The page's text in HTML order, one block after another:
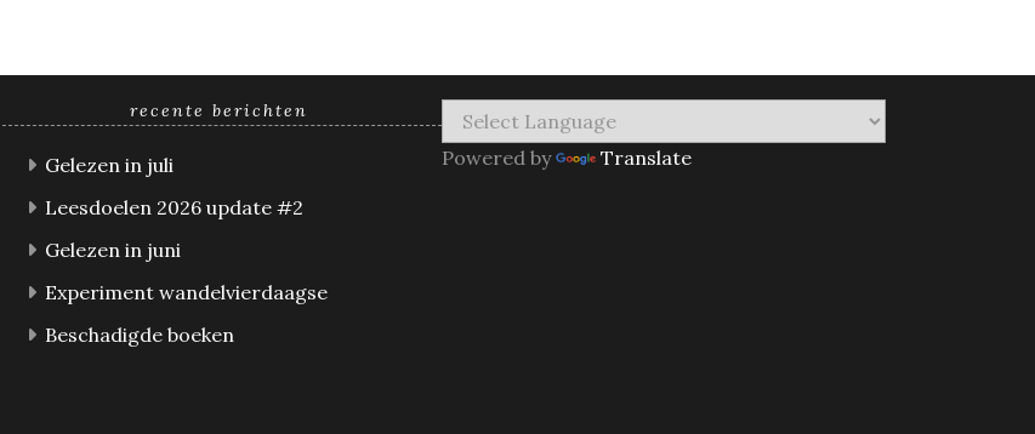
recente berichten
Gelezen in juli
Leesdoelen 2026 update #2
Gelezen in juni
Experiment wandelvierdaagse
Beschadigde boeken
Powered by Translate